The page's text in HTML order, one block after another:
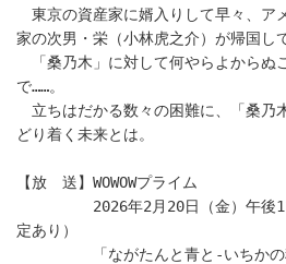
東京の資産家に婿入りして早々、ア
家の次男・栄（小林虎之介）が帰国し
「桑乃木」に対して何やらよからぬ
で……。
立ちはだかる数々の困難に、「桑乃
どり着く未来とは。
【放　送】WOWOWプライム
2026年2月20日（金）午後11
定あり）
「ながたんと青と-いちかの料